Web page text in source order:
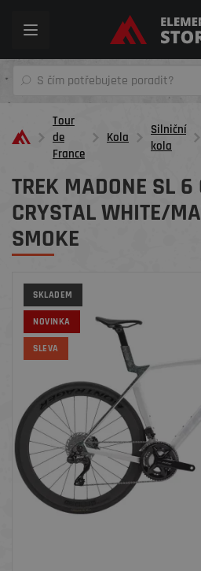
Toggle
Tour
de
France
Kola
Silniční
kola
TREK MADONE SL 6
CRYSTAL WHITE/
SMOKE
SKLADEM
NOVINKA
SLEVA